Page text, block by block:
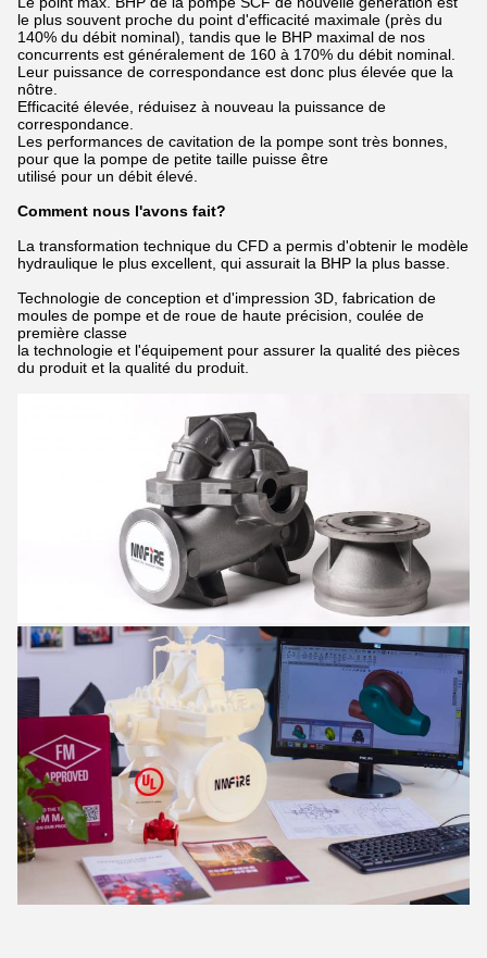
le plus souvent proche du point d'efficacité maximale (près du
140% du débit nominal), tandis que le BHP maximal de nos
concurrents est généralement de 160 à 170% du débit nominal.
Leur puissance de correspondance est donc plus élevée que la
nôtre.
Efficacité élevée, réduisez à nouveau la puissance de
correspondance.
Les performances de cavitation de la pompe sont très bonnes,
pour que la pompe de petite taille puisse être
utilisé pour un débit élevé.
Comment nous l'avons fait?
La transformation technique du CFD a permis d'obtenir le modèle
hydraulique le plus excellent, qui assurait la BHP la plus basse.
Technologie de conception et d'impression 3D, fabrication de
moules de pompe et de roue de haute précision, coulée de
première classe
la technologie et l'équipement pour assurer la qualité des pièces
du produit et la qualité du produit.